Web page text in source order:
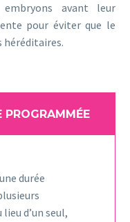
embryons avant leur
pour éviter que le
héréditaires.
durée
d’un seul,